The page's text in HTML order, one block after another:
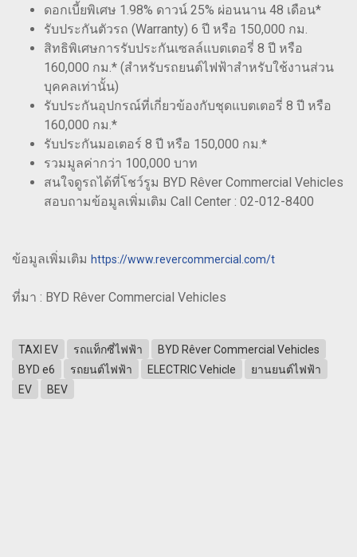
ดอกเบี้ยพิเศษ 1.98% ดาวน์ 25% ผ่อนนาน 48 เดือน*
รับประกันตัวรถ (Warranty) 6 ปี หรือ 150,000 กม.
สิทธิพิเศษการรับประกันเซลล์แบตเตอรี่ 8 ปี หรือ
160,000 กม.* (สำหรับรถยนต์ไฟฟ้าสำหรับใช้งานส่วน
บุคคลเท่านั้น)
รับประกันอุปกรณ์ที่เกี่ยวข้องกับชุดแบตเตอรี่ 8 ปี หรือ
160,000 กม.*
รับประกันมอเตอร์ 8 ปี หรือ 150,000 กม.*
รวมมูลค่ากว่า 100,000 บาท
สนใจดูรถได้ที่โชว์รูม BYD Rêver Commercial Vehicles
สอบถามข้อมูลเพิ่มเติม Call Center : 02-012-8400
ข้อมูลเพิ่มเติม https://www.revercommercial.com/t
ที่มา : BYD Rêver Commercial Vehicles
TAXI EV รถแท็กซี่ไฟฟ้า
BYD Rêver Commercial Vehicles
BYD e6
รถยนต์ไฟฟ้า ELECTRIC Vehicle
ยานยนต์ไฟฟ้า
EV
BEV